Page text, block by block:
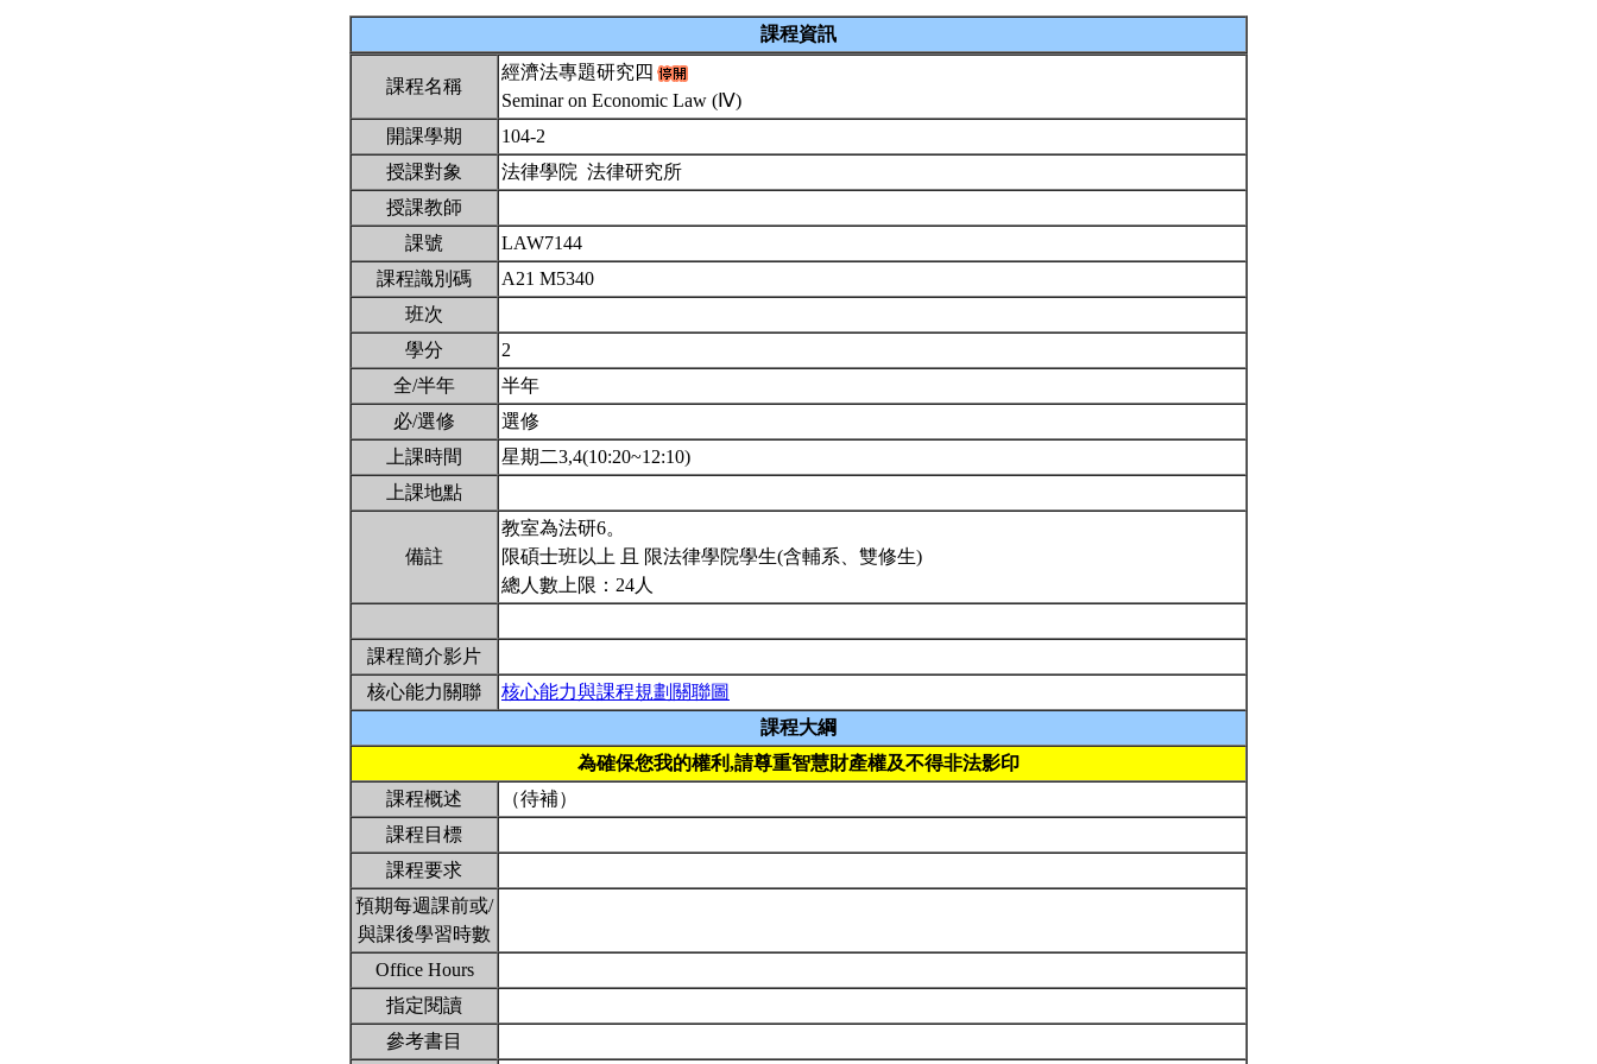
課程資訊
課程名稱
經濟法專題研究四
Seminar on Economic Law (Ⅳ)
開課學期
104-2
授課對象
法律學院 法律研究所
授課教師
課號
LAW7144
課程識別碼
A21 M5340
班次
學分
2
全/半年
半年
必/選修
選修
上課時間
星期二3,4(10:20~12:10)
上課地點
備註
教室為法研6。
限碩士班以上 且 限法律學院學生(含輔系、雙修生)
總人數上限：24人
課程簡介影片
核心能力關聯
核心能力與課程規劃關聯圖
課程大綱
為確保您我的權利,請尊重智慧財產權及不得非法影印
課程概述
（待補）
課程目標
課程要求
預期每週課前或/
與課後學習時數
Office Hours
指定閱讀
參考書目